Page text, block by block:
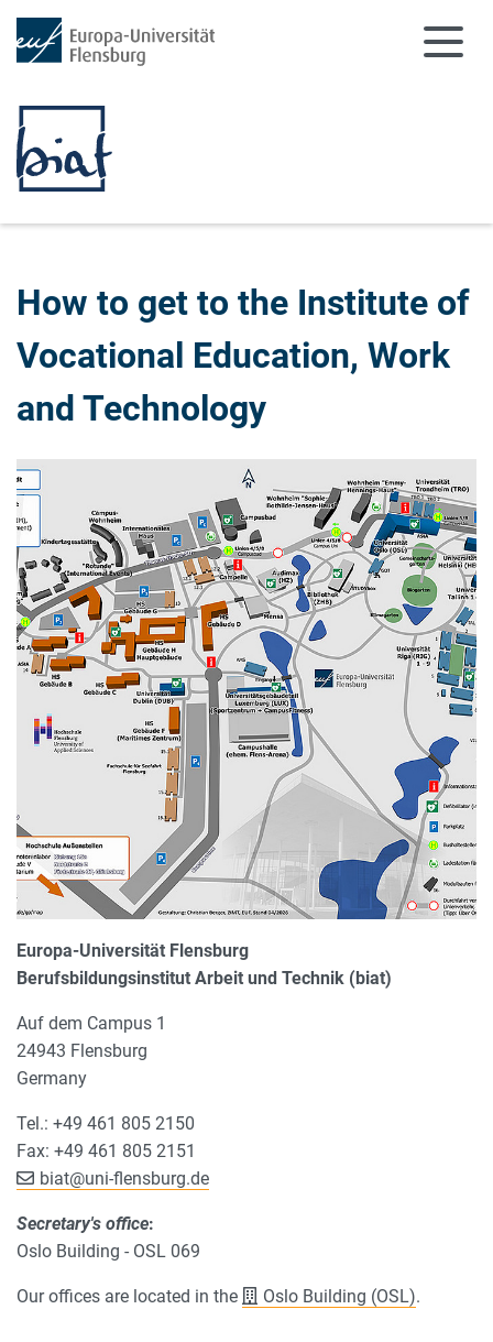
How to get to the Institute of
Vocational Education, Work
and Technology
Europa-Universität Flensburg
Berufsbildungsinstitut Arbeit und Technik (biat)
Auf dem Campus 1
24943 Flensburg
Germany
Tel.: +49 461 805 2150
Fax: +49 461 805 2151
biat@uni-flensburg.de
Secretary's office:
Oslo Building - OSL 069
Our offices are located in the Oslo Building (OSL).